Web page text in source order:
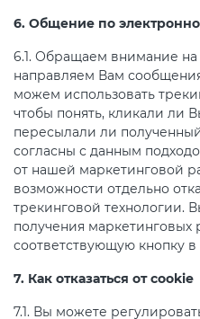
6. Общение по
6.1. Обращаем внимание на
направляем Вам
можем использовать
чтобы понять, кликали ли
пересылали ли
согласны с данным
от нашей маркетинговой
возможности отдельно
трекинговой технологии.
получения маркетинговых
соответствующую кнопку
7. Как отказаться от cookie
7.1. Вы можете